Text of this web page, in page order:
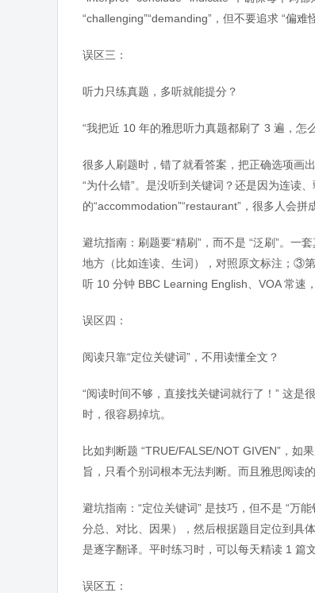
“challenging”“demanding”，但不要追求 “偏难
误区三：
听力只练真题，多听就能提分？
“我把近 10 年的雅思听力真题都刷了 3 遍，怎
很多人刷题时，错了就看答案，把正确选项
“为什么错”。是没听到关键词？还是因为连读
的“accommodation”“restaurant”，很多人会拼
避坑指南：刷题要“精刷”，而不是 “泛刷”。
地方（比如连读、生词），对照原文标注；③
听 10 分钟 BBC Learning English、VOA 常速
误区四：
阅读只靠“定位关键词”，不用读懂全文？
“阅读时间不够，直接找关键词就行了！” 这是
时，很容易掉坑。
比如判断题 “TRUE/FALSE/NOT GIVEN”，如
旨，只看个别词根本无法判断。而且雅思阅读
避坑指南：“定位关键词” 是技巧，但不是 “万
分总、对比、因果），然后根据题目定位到具
是逐字翻译。平时练习时，可以每天精读 1 篇
误区五：